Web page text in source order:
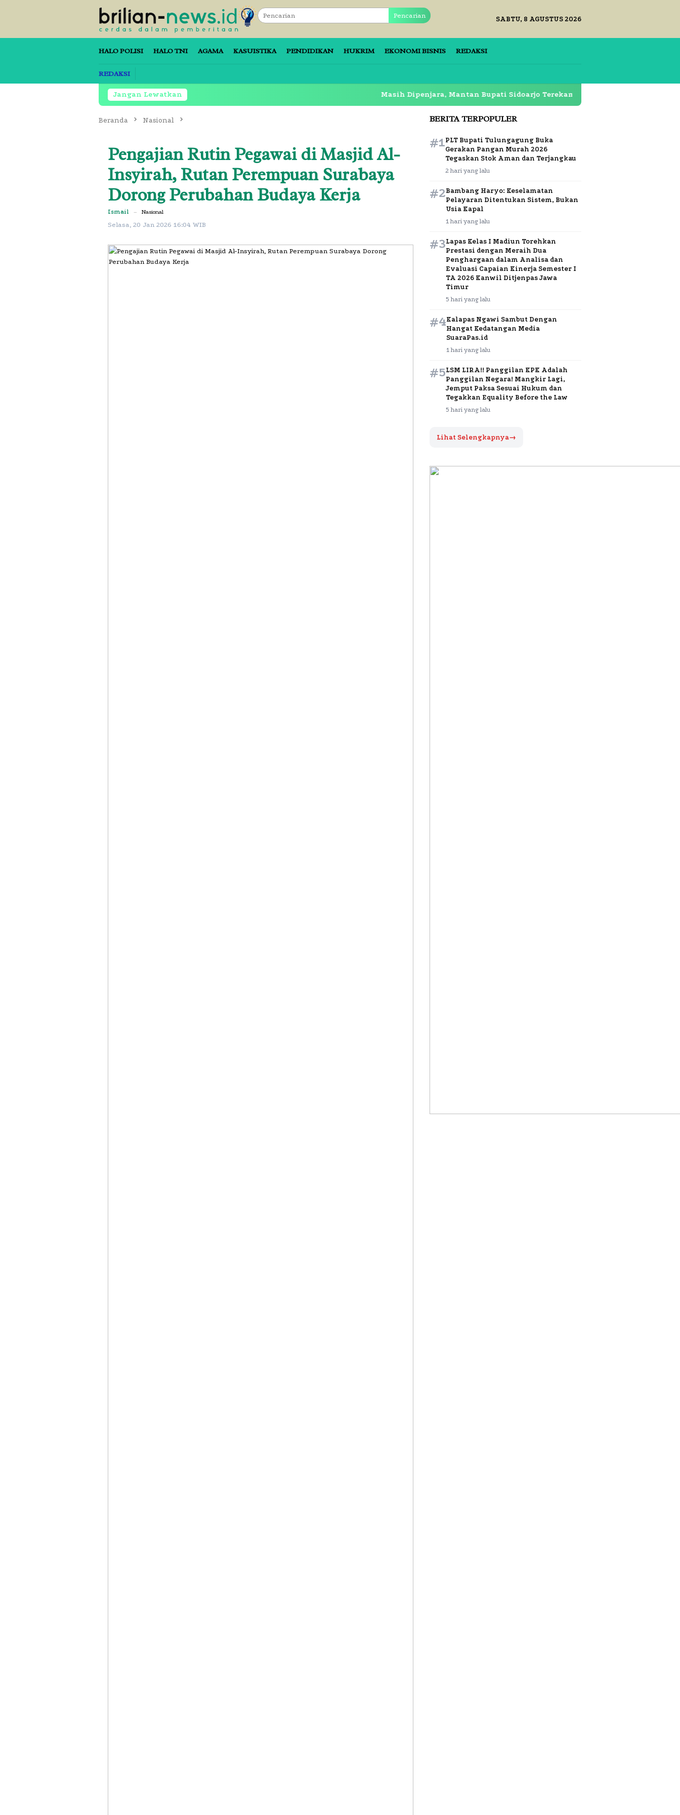
Pencarian SABTU, 8 AGUSTUS 2026
HALO POLISI HALO TNI AGAMA KASUISTIKA PENDIDIKAN HUKRIM EKONOMI BISNIS REDAKSI
REDAKSI
Jangan Lewatkan Masih Dipenjara, Mantan Bupati Sidoarjo Terekam di Restoran Lapas Klas 1 Surabaya
Beranda Nasional
Pengajian Rutin Pegawai di Masjid Al-
Insyirah, Rutan Perempuan Surabaya
Dorong Perubahan Budaya Kerja
Ismail – Nasional
Selasa, 20 Jan 2026 16:04 WIB
BERITA TERPOPULER
#1PLT Bupati Tulungagung Buka
Gerakan Pangan Murah 2026
Tegaskan Stok Aman dan Terjangkau
2 hari yang lalu
#2Bambang Haryo: Keselamatan
Pelayaran Ditentukan Sistem, Bukan
Usia Kapal
1 hari yang lalu
#3Lapas Kelas I Madiun Torehkan
Prestasi dengan Meraih Dua
Penghargaan dalam Analisa dan
Evaluasi Capaian Kinerja Semester I
TA 2026 Kanwil Ditjenpas Jawa
Timur
5 hari yang lalu
#4Kalapas Ngawi Sambut Dengan
Hangat Kedatangan Media
SuaraPas.id
1 hari yang lalu
#5LSM LIRA!! Panggilan KPK Adalah
Panggilan Negara! Mangkir Lagi,
Jemput Paksa Sesuai Hukum dan
Tegakkan Equality Before the Law
5 hari yang lalu
Lihat Selengkapnya→